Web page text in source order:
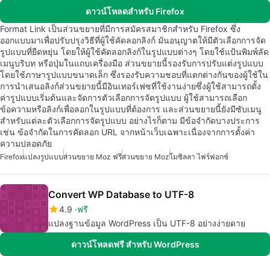
ดาวน์โหลดสำหรับ Firefox
Format Link เป็นส่วนขยายที่มีการสมัครสมาชิกสำหรับ Firefox ซึ่ง
ออกแบบมาเพื่อปรับปรุงวิธีที่ผู้ใช้คัดลอกลิงก์ มันอนุญาตให้มีตัวเลือกการจัด
รูปแบบที่ยืดหยุ่น โดยให้ผู้ใช้คัดลอกลิงก์ในรูปแบบต่างๆ โดยใช้แป้นพิมพ์ลัด
เมนูบริบท หรือปุ่มในแถบเครื่องมือ ส่วนขยายนี้รองรับการปรับแต่งรูปแบบ
โดยใช้ภาษารูปแบบขนาดเล็ก ซึ่งรองรับความชอบที่แตกต่างกันของผู้ใช้ใน
การนำเสนอลิงก์ส่วนขยายนี้มีอินเทอร์เฟซที่ใช้งานง่ายซึ่งผู้ใช้สามารถตั้ง
ค่ารูปแบบเริ่มต้นและจัดการตัวเลือกการจัดรูปแบบ ผู้ใช้สามารถเลือก
ข้อความหรือลิงก์เพื่อลอกในรูปแบบที่ต้องการ และส่วนขยายนี้ยังมีซับเมนู
สำหรับแต่ละตัวเลือกการจัดรูปแบบ อย่างไรก็ตาม มีข้อจำกัดบางประการ
เช่น ข้อจำกัดในการคัดลอก URL จากหน้าเว็บเฉพาะเนื่องจากการตั้งค่า
ความปลอดภัย
Firefoxแปลงรูปแบบส่วนขยาย Moz ฟรีส่วนขยาย Mozโมซิลลา ไฟร์ฟอกซ์
Convert WP Database to UTF-8
4.9 ฟรี
แปลงฐานข้อมูล WordPress เป็น UTF-8 อย่างง่ายดาย
ดาวน์โหลดฟรี สำหรับ WordPress